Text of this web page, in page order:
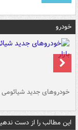
خودرو
خودروهای جدید شیائومی
این مطالب را از دست